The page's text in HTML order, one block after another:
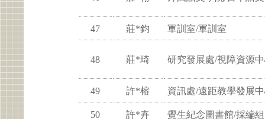
47 莊*鈞 軍訓室/軍訓室
48 莊*琦 研究發展處/視障資源
49 許*榕 資訊處/遠距教學發展
50 許*卉 覺生紀念圖書館/採編組